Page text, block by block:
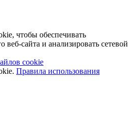
чтобы обеспечивать
сайта и анализировать сетевой
cookie
Правила использования